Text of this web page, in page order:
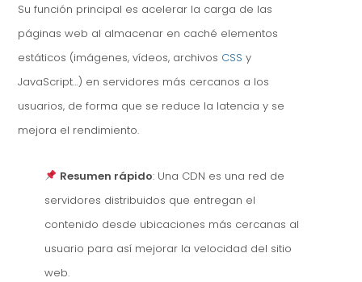
Su función principal es acelerar la carga de las
páginas web al almacenar en caché elementos
estáticos (imágenes, vídeos, archivos CSS y
JavaScript…) en servidores más cercanos a los
usuarios, de forma que se reduce la latencia y se
mejora el rendimiento.
Resumen rápido: Una CDN es una red de
servidores distribuidos que entregan el
contenido desde ubicaciones más cercanas al
usuario para así mejorar la velocidad del sitio
web.